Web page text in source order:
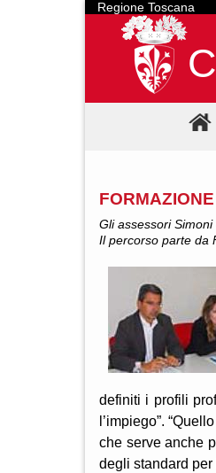
Regione Toscana
Gli assessori
Il percorso parte da
definiti i profili
l’impiego”.
che serve anche
degli standard